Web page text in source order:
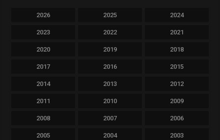
2026 2025 2024
2023 2022 2021
2020 2019 2018
2017 2016 2015
2014 2013 2012
2011 2010 2009
2008 2007 2006
2005 2004 2003